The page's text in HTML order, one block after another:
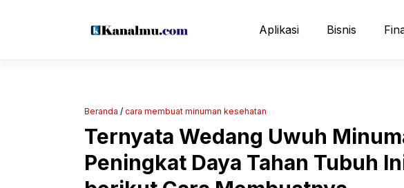
Aplikasi Bisnis
Beranda / cara membuat minuman kesehatan
Ternyata Wedang Uwuh
Peningkat Daya Tahan Tubuh